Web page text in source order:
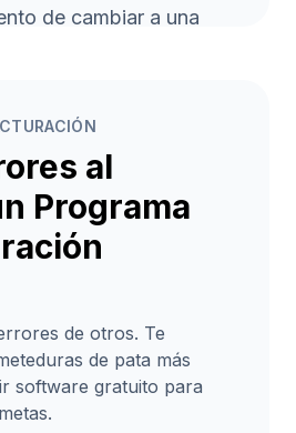
de cambiar a una
más rápido, con
Veri*Factu.
arrow_forward
al
Programa
de otros. Te
de pata más
software gratuito para